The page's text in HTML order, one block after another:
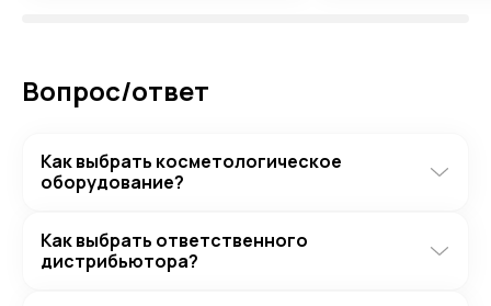
Вопрос/ответ
Как выбрать косметологическое
оборудование?
Как выбрать ответственного
дистрибьютора?